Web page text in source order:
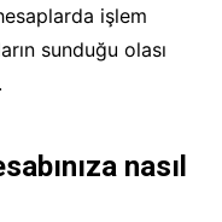
işlem
sunduğu olası
nasıl